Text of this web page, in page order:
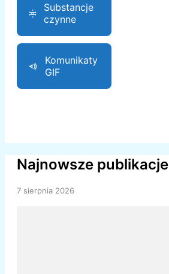
Substancje
czynne
Komunikaty
GIF
Najnowsze publikacje
7 sierpnia 2026